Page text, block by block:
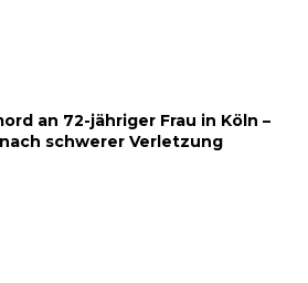
an 72-jähriger Frau in Köln –
schwerer Verletzung